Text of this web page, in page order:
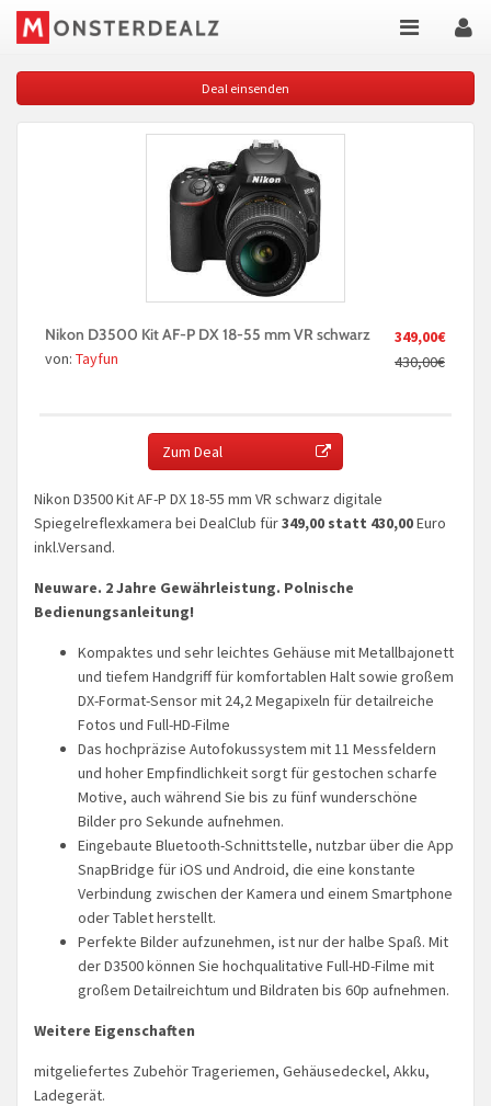
Deal einsenden
349,00€
430,00€
Nikon D3500 Kit AF-P DX 18-55 mm VR schwarz
von: Tayfun
Zum Deal
Nikon D3500 Kit AF-P DX 18-55 mm VR schwarz digitale
Spiegelreflexkamera bei DealClub für349,00 statt 430,00Euro
inkl.Versand.
Neuware. 2 Jahre Gewährleistung. Polnische
Bedienungsanleitung!
Kompaktes und sehr leichtes Gehäuse mit Metallbajonett
und tiefem Handgriff für komfortablen Halt sowie großem
DX-Format-Sensor mit 24,2 Megapixeln für detailreiche
Fotos und Full-HD-Filme
Das hochpräzise Autofokussystem mit 11 Messfeldern
und hoher Empfindlichkeit sorgt für gestochen scharfe
Motive, auch während Sie bis zu fünf wunderschöne
Bilder pro Sekunde aufnehmen.
Eingebaute Bluetooth-Schnittstelle, nutzbar über die App
SnapBridge für iOS und Android, die eine konstante
Verbindung zwischen der Kamera und einem Smartphone
oder Tablet herstellt.
Perfekte Bilder aufzunehmen, ist nur der halbe Spaß. Mit
der D3500 können Sie hochqualitative Full-HD-Filme mit
großem Detailreichtum und Bildraten bis 60p aufnehmen.
Weitere Eigenschaften
mitgeliefertes Zubehör Trageriemen, Gehäusedeckel, Akku,
Ladegerät.